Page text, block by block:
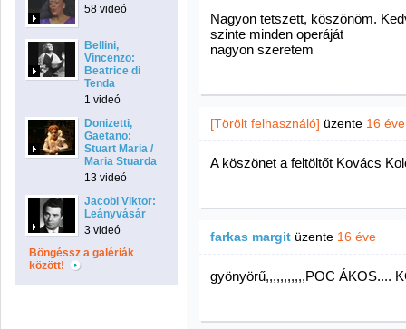
58 videó
Bellini,
Vincenzo:
Beatrice di
Tenda
1 videó
Donizetti,
Gaetano:
Stuart Maria /
Maria Stuarda
13 videó
Jacobi Viktor:
Leányvásár
3 videó
Böngéssz a galériák
között!
Nagyon tetszett, köszönöm.
szinte minden operáját
nagyon szeretem
[Törölt felhasználó] üzente 16 éve
A köszönet a feltöltőt Kovács
farkas margit üzente 16 éve
gyönyörű,,,,,,,,,,,POC ÁKOS....